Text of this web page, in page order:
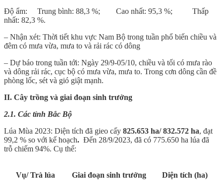
Độ ẩm: Trung bình: 88,3 %; Cao nhất: 95,3 %; Thấp
nhất: 82,3 %.
– Nhận xét: Thời tiết khu vực Nam Bộ trong tuần phổ biến chiều và
đêm có mưa vừa, mưa to và rải rác có dông
– Dự báo trong tuần tới: Ngày 29/9-05/10, chiều và tối có mưa rào
và dông rải rác, cục bộ có mưa vừa, mưa to. Trong cơn dông cần đề
phòng lốc, sét và gió giật mạnh.
II. Cây trồng và giai đoạn sinh trưởng
2.1. Các tỉnh Bắc Bộ
Lúa Mùa 2023: Diện tích đã gieo cấy 825.653 ha/ 832.572 ha, đạt
99,2 % so với kế hoạch. Đến 28/9/2023, đã có 775.650 ha lúa đã
trỗ chiếm 94%. Cụ thể:
Vụ/ Trà lúa Giai đoạn sinh trưởng Diện tích (ha)